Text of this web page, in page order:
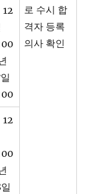
로 수시 합
격자 등록
의사 확인